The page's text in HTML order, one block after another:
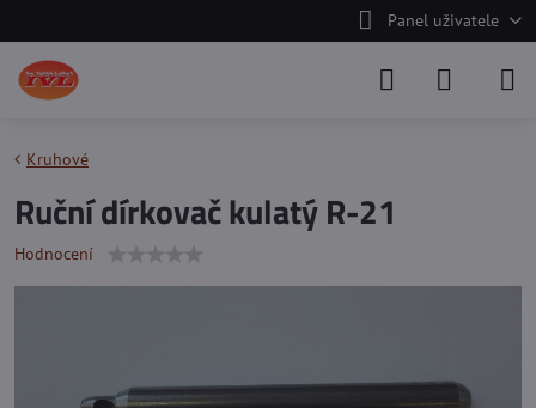
Panel uživatele
Kruhové
Ruční dírkovač kulatý R-21
Hodnocení